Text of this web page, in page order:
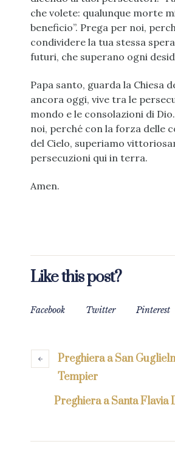
che volete: qualunque morte
beneficio”. Prega per noi,
condividere la tua stessa
futuri, che superano ogni
Papa santo, guarda la Chiesa
ancora oggi, vive tra le
mondo e le consolazioni di
noi, perché con la forza delle
del Cielo, superiamo
persecuzioni qui in terra.
Amen.
Like this post?
Facebook Twitter Pinterest
Preghiera a San
Tempier
Preghiera a Santa Flavia